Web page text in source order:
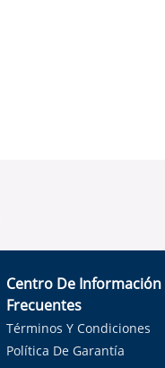
Centro De Información
Frecuentes
Términos Y Condiciones
Política De Garantía